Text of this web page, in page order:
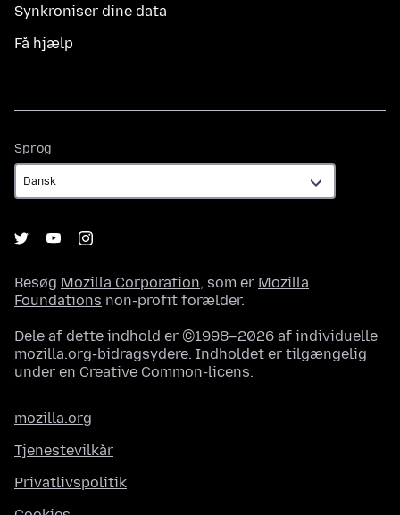
Synkroniser dine data
Få hjælp
Sprog
Besøg Mozilla Corporation, som er Mozilla
Foundations non-profit forælder.
Dele af dette indhold er ©1998–2026 af individuelle
mozilla.org-bidragsydere. Indholdet er tilgængelig
under en Creative Common-licens.
mozilla.org
Tjenestevilkår
Privatlivspolitik